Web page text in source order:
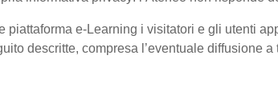
e-Learning i visitatori e gli utenti
descritte, compresa l’eventuale diffusione